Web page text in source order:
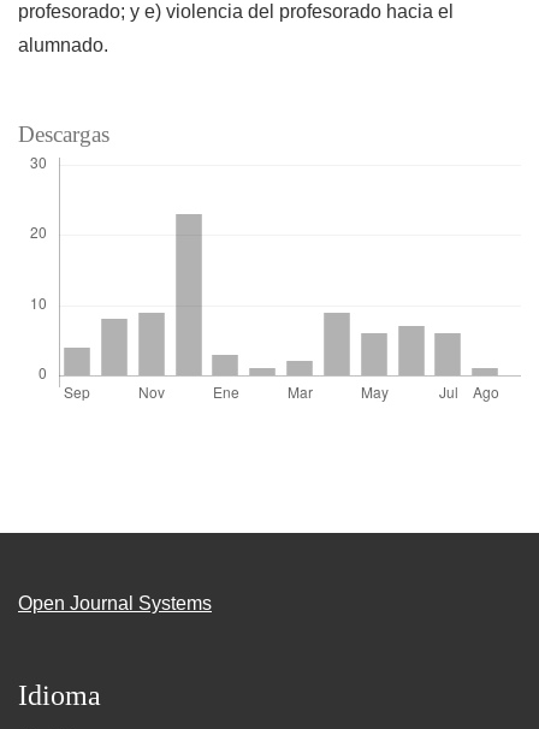
profesorado; y e) violencia del profesorado hacia el
alumnado.
Descargas
Open Journal Systems
Idioma